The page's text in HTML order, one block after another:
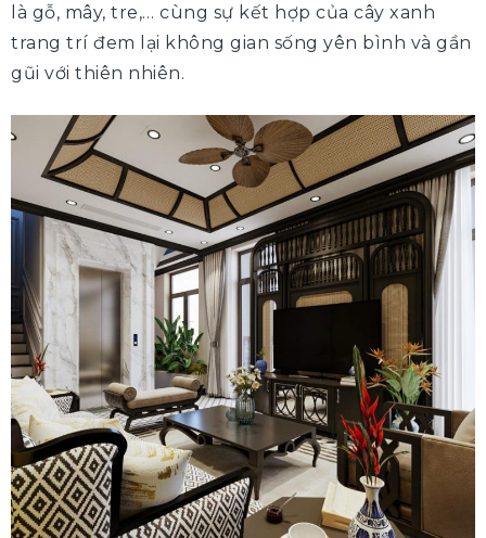
là gỗ, mây, tre,… cùng sự kết hợp của cây xanh
trang trí đem lại không gian sống yên bình và gần
gũi với thiên nhiên.